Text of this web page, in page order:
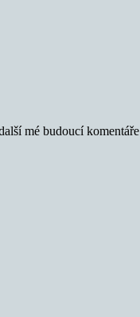
mé budoucí komentáře